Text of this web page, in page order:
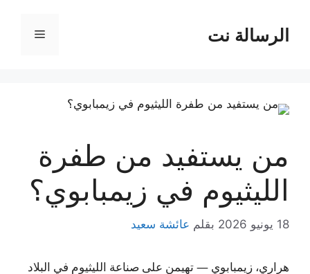
المحتوىالرسالة نت القائمة
من يستفيد من طفرة
الليثيوم في زيمبابوي؟
18 يونيو 2026 بقلم عائشة سعيد
هراري، زيمبابوي — تهيمن على صناعة الليثيوم في البلاد